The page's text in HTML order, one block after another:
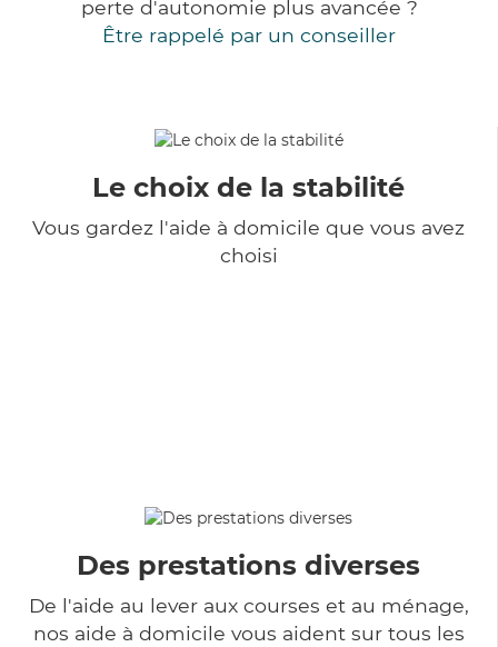
perte d'autonomie plus avancée ?
Être rappelé par un conseiller
Le choix de la stabilité
Vous gardez l'aide à domicile que vous avez
choisi
Des prestations diverses
De l'aide au lever aux courses et au ménage,
nos aide à domicile vous aident sur tous les